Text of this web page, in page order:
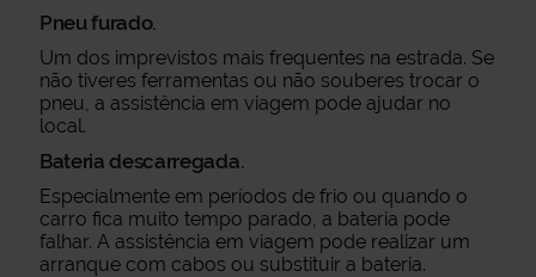
Pneu furado.
Um dos imprevistos mais frequentes na estrada. Se
não tiveres ferramentas ou não souberes trocar o
pneu, a assistência em viagem pode ajudar no
local.
Bateria descarregada.
Especialmente em períodos de frio ou quando o
carro fica muito tempo parado, a bateria pode
falhar. A assistência em viagem pode realizar um
arranque com cabos ou substituir a bateria.